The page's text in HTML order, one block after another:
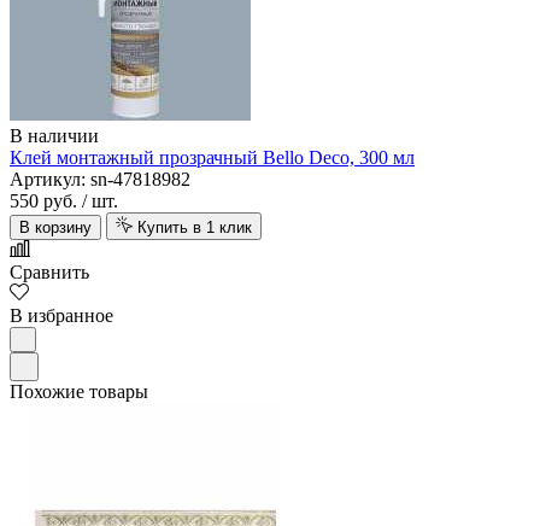
В наличии
Клей монтажный прозрачный Bello Deco, 300 мл
Артикул: sn-47818982
550 руб. / шт.
В корзину Купить в 1 клик
Сравнить
В избранное
Похожие товары